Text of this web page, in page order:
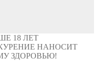
18 ЛЕТ
НАНОСИТ
ЗДОРОВЬЮ!